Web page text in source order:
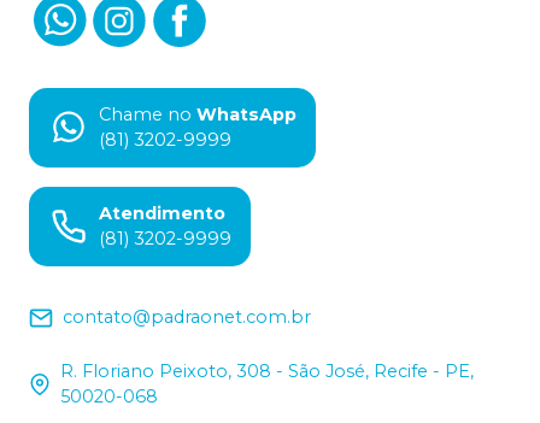
Chame no WhatsApp
(81) 3202-9999
Atendimento
(81) 3202-9999
contato@padraonet.com.br
R. Floriano Peixoto, 308 - São José, Recife - PE,
50020-068